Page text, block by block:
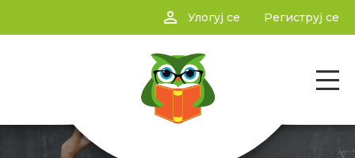
person_outline Улогуј се Региструј се